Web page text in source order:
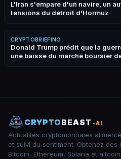
L'Iran s'empare d'un navire, un
tensions du détroit d'Hormuz
CRYPTOBRIEFING
Donald Trump prédit que la
une baisse du marché boursier
CRYPTOBEAST -AI
Actualités cryptomonnaies
et suivi du sentiment. Obtenez
Bitcoin, Ethereum, Solana et